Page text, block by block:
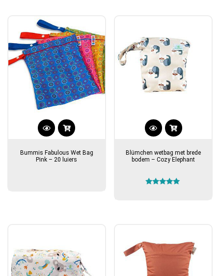
Bummis Fabulous Wet Bag
Pink – 20 luiers
Blümchen wetbag met brede
bodem – Cozy Elephant